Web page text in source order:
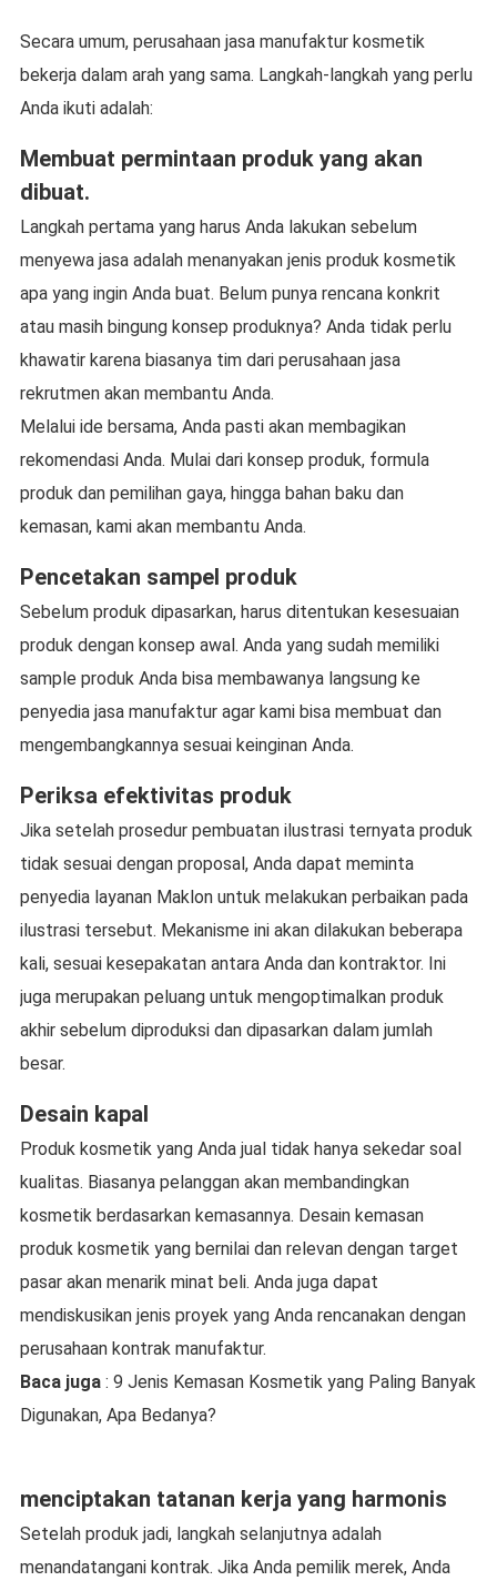
Secara umum, perusahaan jasa manufaktur kosmetik
bekerja dalam arah yang sama. Langkah-langkah yang perlu
Anda ikuti adalah:
Membuat permintaan produk yang akan
dibuat.
Langkah pertama yang harus Anda lakukan sebelum
menyewa jasa adalah menanyakan jenis produk kosmetik
apa yang ingin Anda buat. Belum punya rencana konkrit
atau masih bingung konsep produknya? Anda tidak perlu
khawatir karena biasanya tim dari perusahaan jasa
rekrutmen akan membantu Anda.
Melalui ide bersama, Anda pasti akan membagikan
rekomendasi Anda. Mulai dari konsep produk, formula
produk dan pemilihan gaya, hingga bahan baku dan
kemasan, kami akan membantu Anda.
Pencetakan sampel produk
Sebelum produk dipasarkan, harus ditentukan kesesuaian
produk dengan konsep awal. Anda yang sudah memiliki
sample produk Anda bisa membawanya langsung ke
penyedia jasa manufaktur agar kami bisa membuat dan
mengembangkannya sesuai keinginan Anda.
Periksa efektivitas produk
Jika setelah prosedur pembuatan ilustrasi ternyata produk
tidak sesuai dengan proposal, Anda dapat meminta
penyedia layanan Maklon untuk melakukan perbaikan pada
ilustrasi tersebut. Mekanisme ini akan dilakukan beberapa
kali, sesuai kesepakatan antara Anda dan kontraktor. Ini
juga merupakan peluang untuk mengoptimalkan produk
akhir sebelum diproduksi dan dipasarkan dalam jumlah
besar.
Desain kapal
Produk kosmetik yang Anda jual tidak hanya sekedar soal
kualitas. Biasanya pelanggan akan membandingkan
kosmetik berdasarkan kemasannya. Desain kemasan
produk kosmetik yang bernilai dan relevan dengan target
pasar akan menarik minat beli. Anda juga dapat
mendiskusikan jenis proyek yang Anda rencanakan dengan
perusahaan kontrak manufaktur.
Baca juga: 9 Jenis Kemasan Kosmetik yang Paling Banyak
Digunakan, Apa Bedanya?
menciptakan tatanan kerja yang harmonis
Setelah produk jadi, langkah selanjutnya adalah
menandatangani kontrak. Jika Anda pemilik merek, Anda